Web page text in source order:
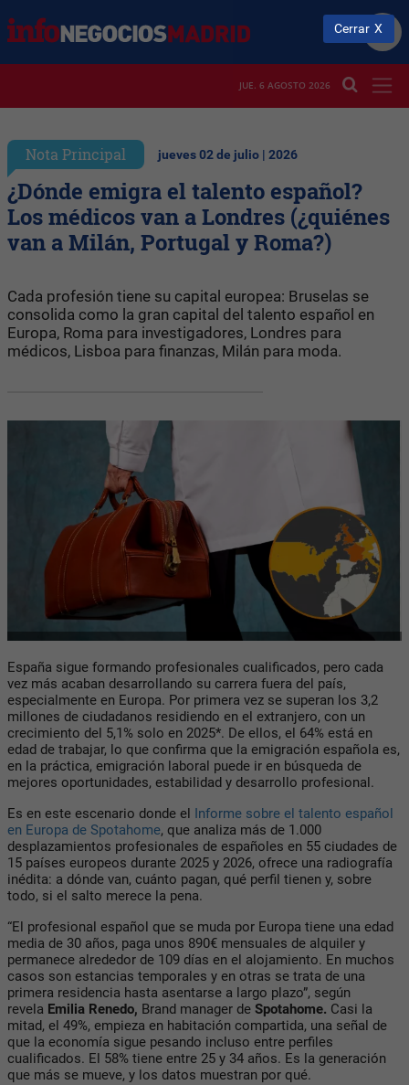
JUE. 6 AGOSTO 2026
Nota Principal jueves 02 de julio | 2026
¿Dónde emigra el talento español?
Los médicos van a Londres (¿quiénes
van a Milán, Portugal y Roma?)
Cada profesión tiene su capital europea: Bruselas se
consolida como la gran capital del talento español en
Europa, Roma para investigadores, Londres para
médicos, Lisboa para finanzas, Milán para moda.
España sigue formando profesionales cualificados, pero cada
vez más acaban desarrollando su carrera fuera del país,
especialmente en Europa. Por primera vez se superan los 3,2
millones de ciudadanos residiendo en el extranjero, con un
crecimiento del 5,1% solo en 2025*. De ellos, el 64% está en
edad de trabajar, lo que confirma que la emigración española es,
en la práctica, emigración laboral puede ir en búsqueda de
mejores oportunidades, estabilidad y desarrollo profesional.
Es en este escenario donde el Informe sobre el talento español
en Europa de Spotahome, que analiza más de 1.000
desplazamientos profesionales de españoles en 55 ciudades de
15 países europeos durante 2025 y 2026, ofrece una radiografía
inédita: a dónde van, cuánto pagan, qué perfil tienen y, sobre
todo, si el salto merece la pena.
“El profesional español que se muda por Europa tiene una edad
media de 30 años, paga unos 890€ mensuales de alquiler y
permanece alrededor de 109 días en el alojamiento. En muchos
casos son estancias temporales y en otras se trata de una
primera residencia hasta asentarse a largo plazo”, según
revela Emilia Renedo, Brand manager de Spotahome. Casi la
mitad, el 49%, empieza en habitación compartida, una señal de
que la economía sigue pesando incluso entre perfiles
cualificados. El 58% tiene entre 25 y 34 años. Es la generación
que más se mueve, y los datos muestran por qué.
Cerrar